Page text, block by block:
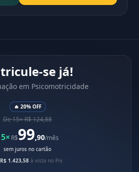
se já!
em Psicomotricidade
🔥 20% OFF
De 15× R$ 124,88
R$99,90/mês
sem juros no cartão
R$ 1.423,58 à vista no Pix